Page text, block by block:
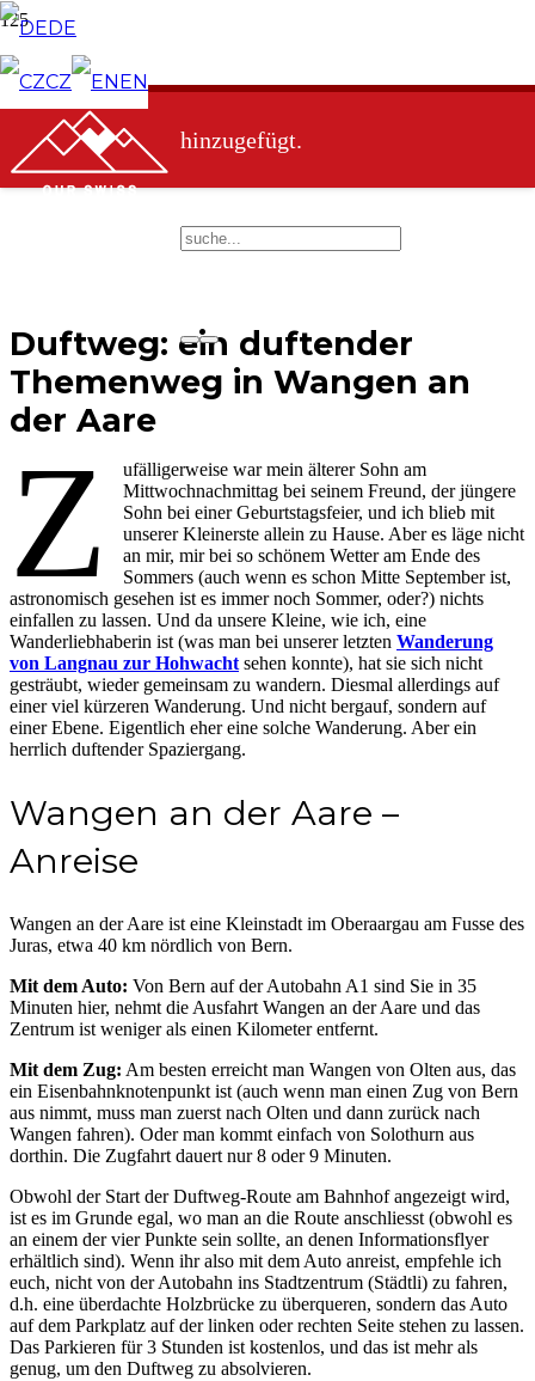
DE
CZ EN
hinzugefügt.
Duftweg: ein duftender
Themenweg in Wangen an
der Aare
Z
ufälligerweise war mein älterer Sohn am
Mittwochnachmittag bei seinem Freund, der jüngere
Sohn bei einer Geburtstagsfeier, und ich blieb mit
unserer Kleinerste allein zu Hause. Aber es läge nicht
an mir, mir bei so schönem Wetter am Ende des
Sommers (auch wenn es schon Mitte September ist,
astronomisch gesehen ist es immer noch Sommer, oder?) nichts
einfallen zu lassen. Und da unsere Kleine, wie ich, eine
Wanderliebhaberin ist (was man bei unserer letzten Wanderung
von Langnau zur Hohwacht sehen konnte), hat sie sich nicht
gesträubt, wieder gemeinsam zu wandern. Diesmal allerdings auf
einer viel kürzeren Wanderung. Und nicht bergauf, sondern auf
einer Ebene. Eigentlich eher eine solche Wanderung. Aber ein
herrlich duftender Spaziergang.
Wangen an der Aare –
Anreise
Wangen an der Aare ist eine Kleinstadt im Oberaargau am Fusse des
Juras, etwa 40 km nördlich von Bern.
Mit dem Auto: Von Bern auf der Autobahn A1 sind Sie in 35
Minuten hier, nehmt die Ausfahrt Wangen an der Aare und das
Zentrum ist weniger als einen Kilometer entfernt.
Mit dem Zug: Am besten erreicht man Wangen von Olten aus, das
ein Eisenbahnknotenpunkt ist (auch wenn man einen Zug von Bern
aus nimmt, muss man zuerst nach Olten und dann zurück nach
Wangen fahren). Oder man kommt einfach von Solothurn aus
dorthin. Die Zugfahrt dauert nur 8 oder 9 Minuten.
Obwohl der Start der Duftweg-Route am Bahnhof angezeigt wird,
ist es im Grunde egal, wo man an die Route anschliesst (obwohl es
an einem der vier Punkte sein sollte, an denen Informationsflyer
erhältlich sind). Wenn ihr also mit dem Auto anreist, empfehle ich
euch, nicht von der Autobahn ins Stadtzentrum (Städtli) zu fahren,
d.h. eine überdachte Holzbrücke zu überqueren, sondern das Auto
auf dem Parkplatz auf der linken oder rechten Seite stehen zu lassen.
Das Parkieren für 3 Stunden ist kostenlos, und das ist mehr als
genug, um den Duftweg zu absolvieren.